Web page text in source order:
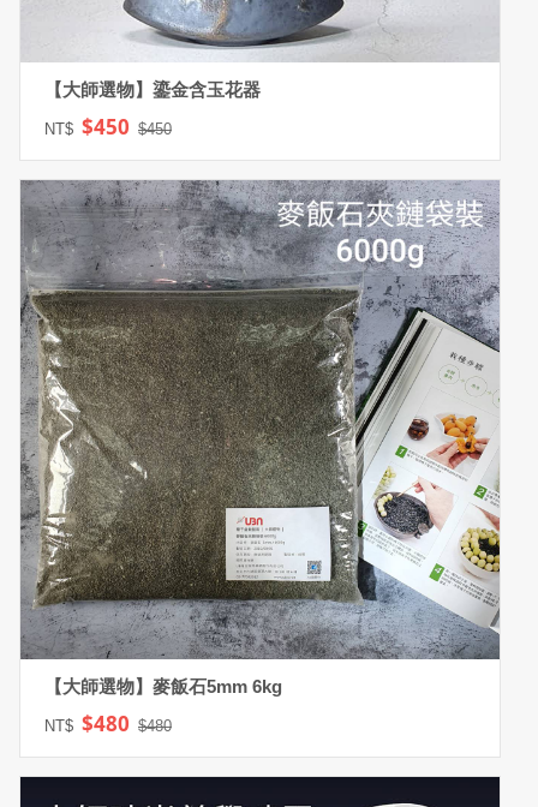
【大師選物】鎏金含玉花器
NT$ $450 $450
【大師選物】麥飯石5mm 6kg
NT$ $480 $480